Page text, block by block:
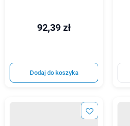
92,39 zł
Dodaj do koszyka